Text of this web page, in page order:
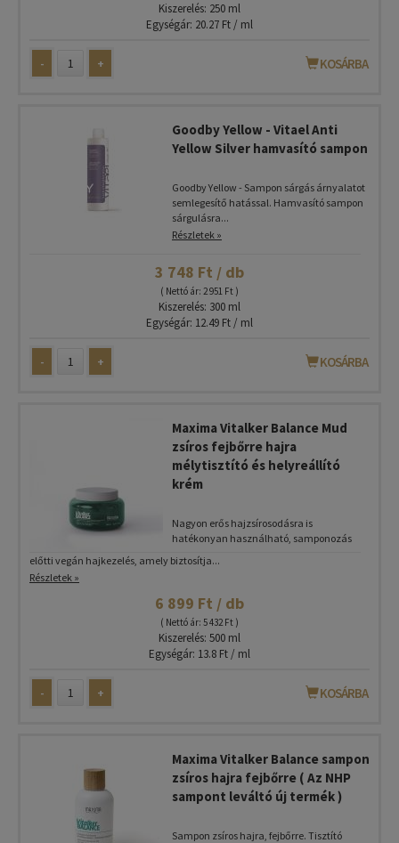
Kiszerelés: 250 ml
Egységár: 20.27 Ft / ml
- + KOSÁRBA
Goodby Yellow - Vitael Anti
Yellow Silver hamvasító sampon
Goodby Yellow - Sampon sárgás árnyalatot
semlegesítő hatással. Hamvasító sampon
sárgulásra...
Részletek »
3 748 Ft / db
( Nettó ár: 2 951 Ft )
Kiszerelés: 300 ml
Egységár: 12.49 Ft / ml
- + KOSÁRBA
Maxima Vitalker Balance Mud
zsíros fejbőrre hajra
mélytisztító és helyreállító
krém
Nagyon erős hajzsírosodásra is
hatékonyan használható, samponozás
előtti vegán hajkezelés, amely biztosítja...
Részletek »
6 899 Ft / db
( Nettó ár: 5 432 Ft )
Kiszerelés: 500 ml
Egységár: 13.8 Ft / ml
- + KOSÁRBA
Maxima Vitalker Balance sampon
zsíros hajra fejbőrre ( Az NHP
sampont leváltó új termék )
Sampon zsíros hajra, fejbőrre. Tisztító